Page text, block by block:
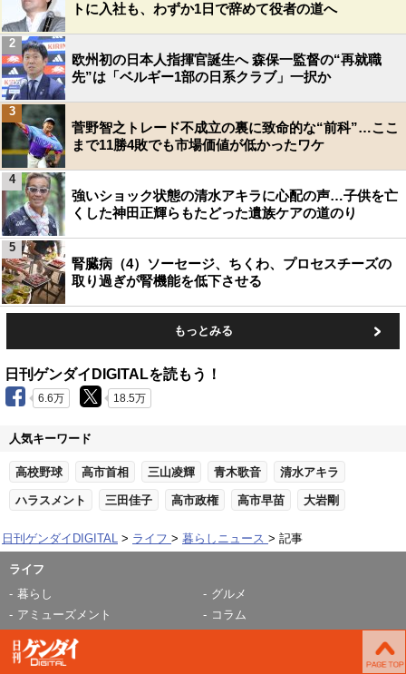
トに入社も、わずか1日で辞めて役者の道へ
欧州初の日本人指揮官誕生へ 森保一監督の“再就職
先”は「ベルギー1部の日系クラブ」一択か
2
菅野智之トレード不成立の裏に致命的な“前科”…ここ
まで11勝4敗でも市場価値が低かったワケ
3
強いショック状態の清水アキラに心配の声…子供を亡
くした神田正輝らもたどった遺族ケアの道のり
4
腎臓病（4）ソーセージ、ちくわ、プロセスチーズの
取り過ぎが腎機能を低下させる
5
もっとみる
日刊ゲンダイDIGITALを読もう！
6.6万 18.5万
人気キーワード
高校野球 高市首相 三山凌輝 青木歌音 清水アキラ
ハラスメント 三田佳子 高市政権 高市早苗 大岩剛
日刊ゲンダイDIGITAL ライフ 暮らしニュース 記事
ライフ
暮らし
グルメ
アミューズメント
コラム